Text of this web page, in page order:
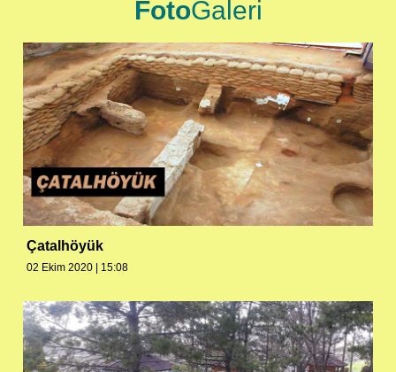
FotoGaleri
Çatalhöyük
02 Ekim 2020 | 15:08